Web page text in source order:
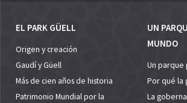
EL PARK GÜELL
Origen y creación
Gaudí y Güell
Más de cien años de historia
Patrimonio Mundial por la
UN
MUNDO
Un parque
Por qué la
La